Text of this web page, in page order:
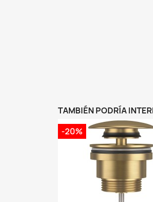
TAMBIÉN PODRÍA
-20%